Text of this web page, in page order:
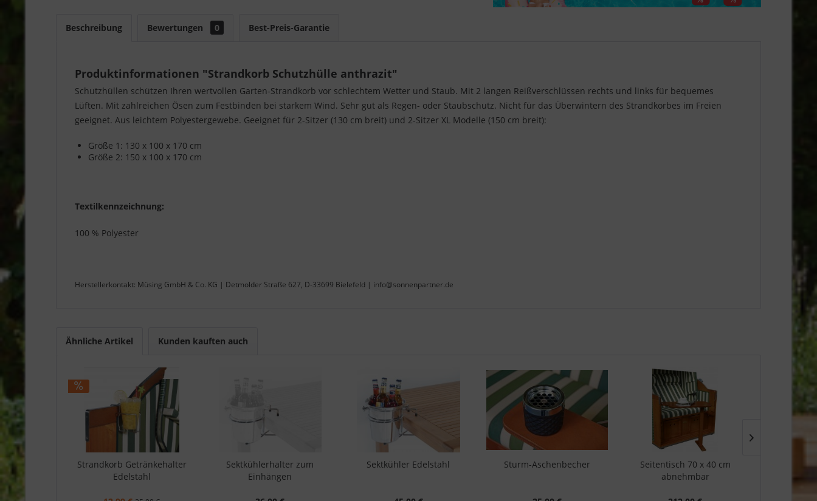
Beschreibung Bewertungen 0 Best-Preis-Garantie
Produktinformationen "Strandkorb Schutzhülle anthrazit"
Schutzhüllen schützen Ihren wertvollen Garten-Strandkorb vor schlechtem Wetter und Staub. Mit 2 langen Reißverschlüssen rechts und links für bequemes
Lüften. Mit zahlreichen Ösen zum Festbinden bei starkem Wind. Sehr gut als Regen- oder Staubschutz. Nicht für das Überwintern des Strandkorbes im Freien
geeignet. Aus leichtem Polyestergewebe. Geeignet für 2-Sitzer (130 cm breit) und 2-Sitzer XL Modelle (150 cm breit):
Größe 1: 130 x 100 x 170 cm
Größe 2: 150 x 100 x 170 cm
Textilkennzeichnung:
100 % Polyester
Herstellerkontakt: Müsing GmbH & Co. KG | Detmolder Straße 627, D-33699 Bielefeld | info@sonnenpartner.de
Ähnliche Artikel Kunden kauften auch
Strandkorb Getränkehalter
Edelstahl
Sektkühlerhalter zum
Einhängen
Sektkühler Edelstahl Sturm-Aschenbecher
Seitentisch 70 x 40 cm
abnehmbar